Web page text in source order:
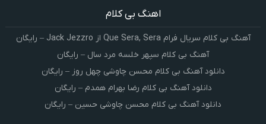
اهنگ بی کلام
آهنگ بی کلام سریال فرام Que Sera, Sera از Jack Jezzro – رایگان
آهنگ بی کلام سپهر خلسه مرد سال – رایگان
دانلود آهنگ بی کلام محسن چاوشی چهل روز – رایگان
دانلود آهنگ بی کلام رضا بهرام همدم – رایگان
دانلود آهنگ بی کلام محسن چاوشی حسین – رایگان